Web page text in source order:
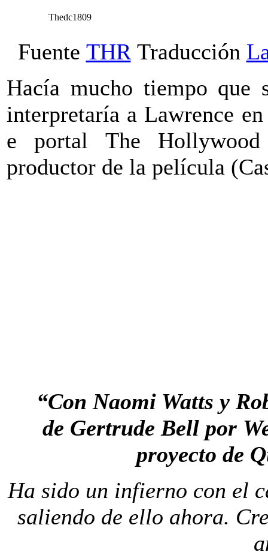
Thedc1809
Fuente THRTraducción
Hacía mucho tiempo que
interpretaría a Lawrence
e portal The
productor de la película
“Con Naomi Watts y
de Gertrude Bell por
proyecto de
Ha sido un infierno con el
saliendo de ello ahora.